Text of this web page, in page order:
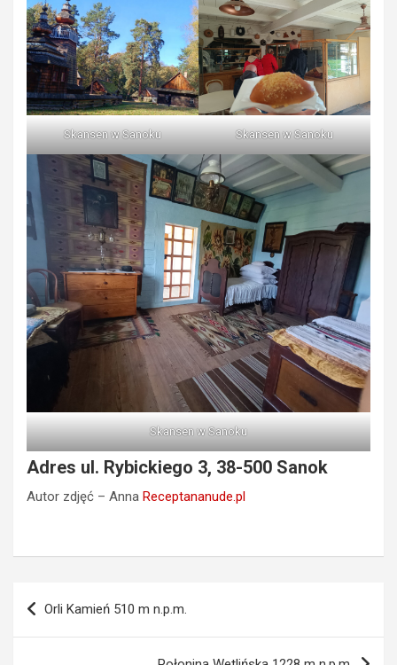
Skansen w Sanoku Skansen w Sanoku
Skansen w Sanoku
Adres ul. Rybickiego 3, 38-500 Sanok
Autor zdjęć – Anna Receptananude.pl
Nawigacja
wpisu
Orli Kamień 510 m n.p.m.